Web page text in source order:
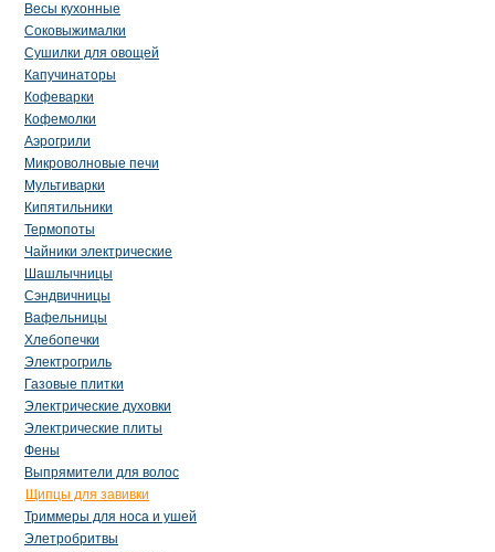
Весы кухонные
Соковыжималки
Сушилки для овощей
Капучинаторы
Кофеварки
Кофемолки
Аэрогрили
Микроволновые печи
Мультиварки
Кипятильники
Термопоты
Чайники электрические
Шашлычницы
Сэндвичницы
Вафельницы
Хлебопечки
Электрогриль
Газовые плитки
Электрические духовки
Электрические плиты
Фены
Выпрямители для волос
Щипцы для завивки
Триммеры для носа и ушей
Элетробритвы